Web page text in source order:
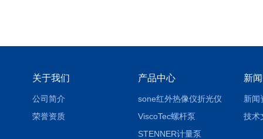
关于我们
公司简介
荣誉资质
产品中心
sone红外热像仪折光仪
ViscoTec螺杆泵
STENNER计量泵
新
新闻
技术